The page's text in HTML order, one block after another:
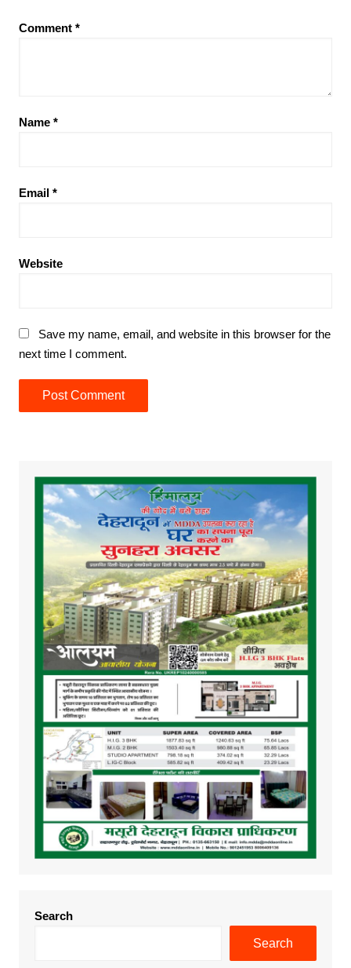
Comment *
Name *
Email *
Website
Save my name, email, and website in this browser for the
next time I comment.
Search
Search